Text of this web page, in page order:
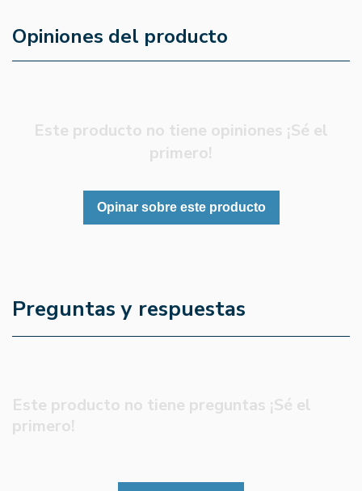
Opiniones del producto
Este producto no tiene opiniones ¡Sé el
primero!
Opinar sobre este producto
Preguntas y respuestas
Este producto no tiene preguntas ¡Sé el
primero!